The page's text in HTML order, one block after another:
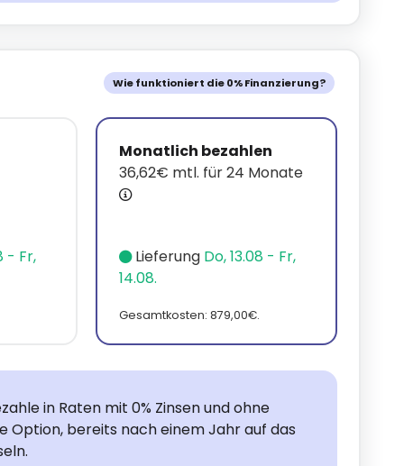
Wie funktioniert die 0% Finanzierung?
- Fr,
Monatlich bezahlen
36,62€ mtl. für 24 Monate
Lieferung Do, 13.08 - Fr,
14.08.
Gesamtkosten: 879,00€.
in Raten mit 0% Zinsen und ohne
Option, bereits nach einem Jahr auf das